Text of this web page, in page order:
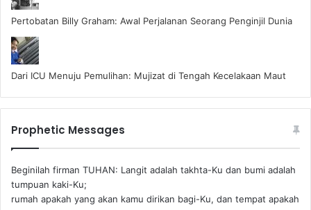
Pertobatan Billy Graham: Awal Perjalanan Seorang Penginjil Dunia
Dari ICU Menuju Pemulihan: Mujizat di Tengah Kecelakaan Maut
Prophetic Messages
Beginilah firman TUHAN: Langit adalah takhta-Ku dan bumi adalah
tumpuan kaki-Ku;
rumah apakah yang akan kamu dirikan bagi-Ku, dan tempat apakah